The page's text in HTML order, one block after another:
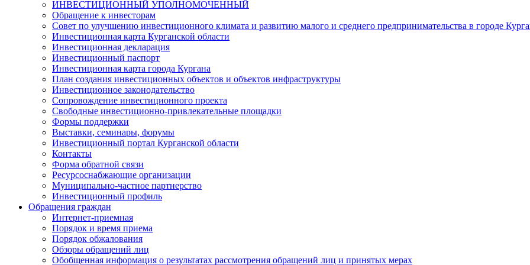
ИНВЕСТИЦИОННЫЙ УПОЛНОМОЧЕННЫЙ
Обращение к инвесторам
Совет по улучшению инвестиционного климата и развитию малого и среднего предпринимательства в городе
Инвестиционная карта Курганской области
Инвестиционная декларация
Инвестиционный паспорт
Инвестиционная карта города Кургана
План создания инвестиционных объектов и объектов инфраструктуры
Инвестиционное законодательство
Сопровождение инвестиционного проекта
Свободные инвестиционно-привлекательные площадки
Формы поддержки
Выставки, семинары, форумы
Инвестиционный портал Курганской области
Контакты
Форма обратной связи
Ресурсоснабжающие организации
Муниципально-частное партнерство
Инвестиционный профиль
Обращения граждан
Интернет-приемная
Порядок и время приема
Порядок обжалования
Обзоры обращений лиц
Обобщенная информация о результатах рассмотрения обращений лиц и принятых мерах